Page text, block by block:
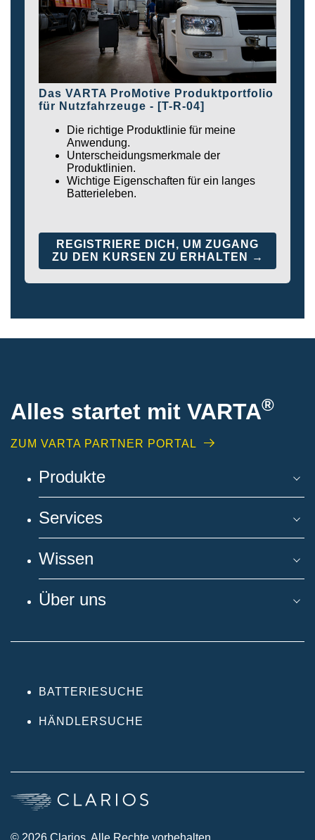
Das VARTA ProMotive Produktportfolio
für Nutzfahrzeuge - [T-R-04]
Die richtige Produktlinie für meine
Anwendung.
Unterscheidungsmerkmale der
Produktlinien.
Wichtige Eigenschaften für ein langes
Batterieleben.
REGISTRIERE DICH, UM ZUGANG
ZU DEN KURSEN ZU ERHALTEN →
Alles startet mit VARTA®
ZUM VARTA PARTNER PORTAL
Produkte
Services
Wissen
Über uns
BATTERIESUCHE
HÄNDLERSUCHE
© 2026 Clarios. Alle Rechte vorbehalten